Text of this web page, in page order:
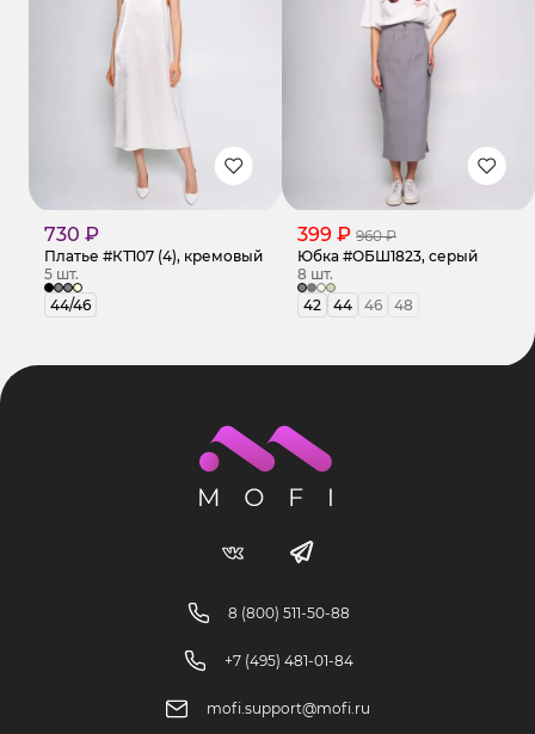
730 ₽
Платье #КТ107 (4), кремовый
5 шт.
44/46
399 ₽ 960 ₽
Юбка #ОБШ1823, серый
8 шт.
42
44 46 48
8 (800) 511-50-88
+7 (495) 481-01-84
mofi.support@mofi.ru